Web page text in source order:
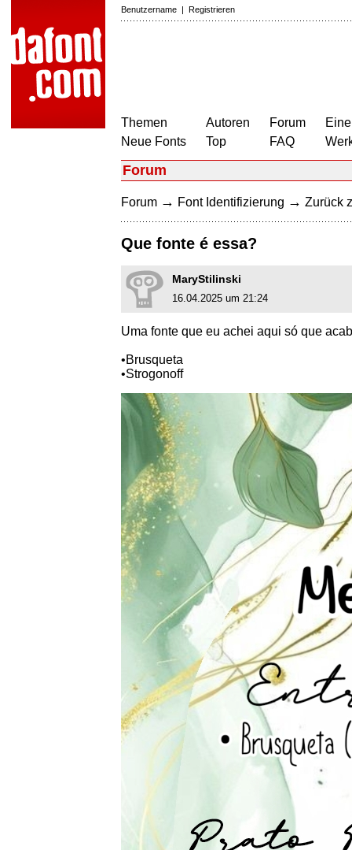
Benutzername | Registrieren
Themen
Neue Fonts
Autoren
Top
Forum
FAQ
Forum
Forum → Font Identifizierung → Zurück
Que fonte é essa?
MaryStilinski
16.04.2025 um 21:24
Uma fonte que eu achei aqui só que
•Brusqueta
•Strogonoff